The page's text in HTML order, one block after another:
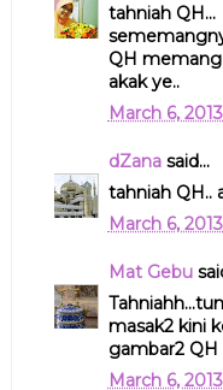
tahniah QH...
QH memang
akak ye..
March 6,
dZanasaid...
tahniah QH..
March 6,
Mat Gebu
masak2 kini
gambar2 QH
March 6,